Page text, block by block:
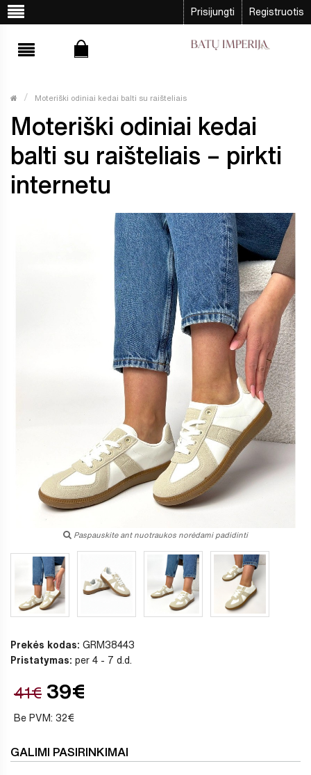
Prisijungti Registruotis
Moteriški odiniai kedai balti su raišteliais
Moteriški odiniai kedai
balti su raišteliais – pirkti
internetu
Paspauskite ant nuotraukos norėdami padidinti
Prekės kodas: GRM38443
Pristatymas: per 4 - 7 d.d.
41€ 39€
Be PVM: 32€
GALIMI PASIRINKIMAI